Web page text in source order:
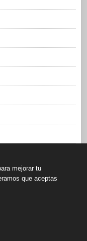
2020
mejorar tu
que aceptas